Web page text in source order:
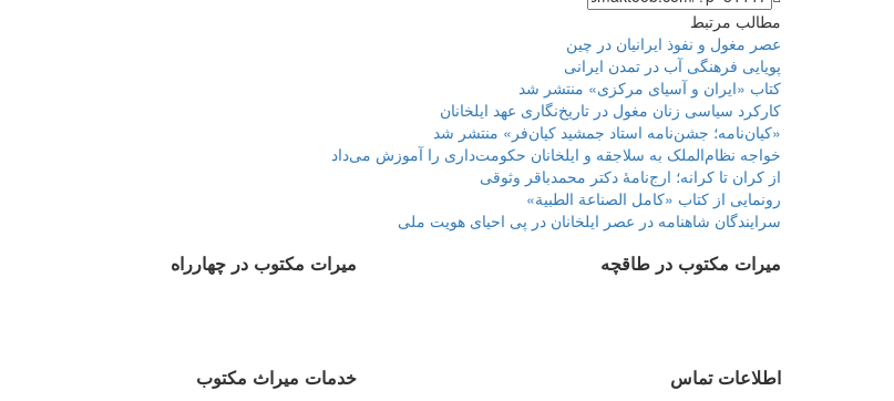
مطالب مرتبط
عصر مغول و نفوذ ایرانیان در چین
پویایی فرهنگی آب در تمدن ایرانی
کتاب «ایران و آسیای مرکزی» منتشر شد
کارکرد سیاسی زنان مغول در تاریخ‌نگاری عهد ایلخانان
«کیان‌نامه؛ جشن‌نامه استاد جمشید کیان‌فر» منتشر شد
خواجه نظام‌الملک به سلاجقه و ایلخانان حکومت‌داری را آموزش می‌داد
از کران تا کرانه؛ ارج‌نامهٔ دکتر محمدباقر وثوقی
رونمایی از کتاب «کامل الصناعة الطبیة»
سرایندگان شاهنامه در عصر ایلخانان‌ در پی احیای هویت ملی
میرات مکتوب در طاقچه
اطلاعات تماس
میرات مکتوب در چهارراه
خدمات میراث مکتوب